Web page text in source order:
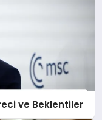
ve Beklentiler